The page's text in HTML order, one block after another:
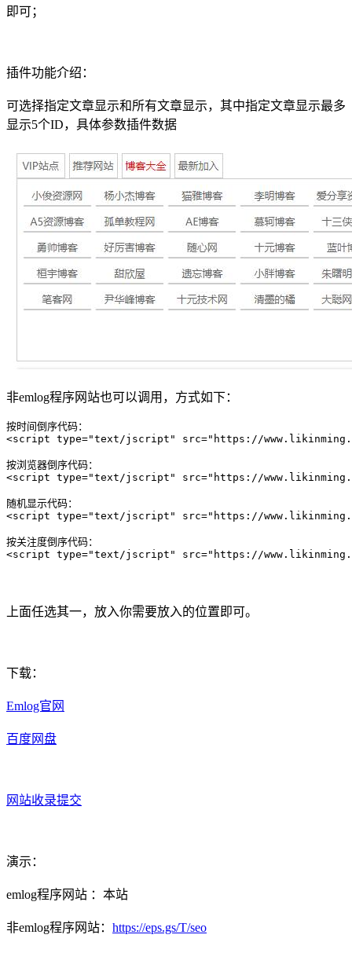
即可；
插件功能介绍：
可选择指定文章显示和所有文章显示，其中指定文章显示最多
显示5个ID，具体参数插件数据
非emlog程序网站也可以调用，方式如下：
按时间倒序代码：
<script type="text/jscript" src="https://
按浏览器倒序代码：
<script type="text/jscript" src="https://
随机显示代码：
<script type="text/jscript" src="https://
按关注度倒序代码：
<script type="text/jscript" src="https://
上面任选其一，放入你需要放入的位置即可。
下载：
Emlog官网
百度网盘
网站收录提交
演示：
emlog程序网站 ：本站
非emlog程序网站： https://eps.gs/T/seo